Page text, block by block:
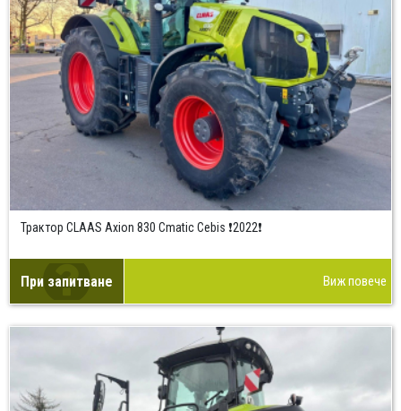
Трактор CLAAS Axion 830 Cmatic Cebis ❗2022❗
При запитване Виж повече